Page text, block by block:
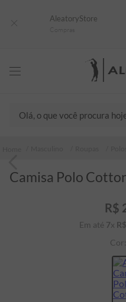
AleatoryStore
Camisa Polo
R$
Em até 7x R$
Cor: